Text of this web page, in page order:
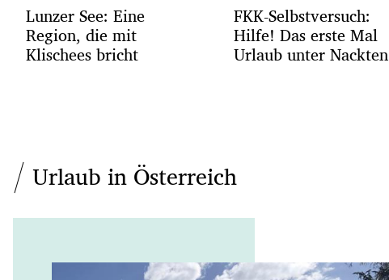
Lunzer See: Eine
Region, die mit
Klischees bricht
FKK-Selbstversuch:
Hilfe! Das erste Mal
Urlaub unter Nackten
Urlaub in Österreich